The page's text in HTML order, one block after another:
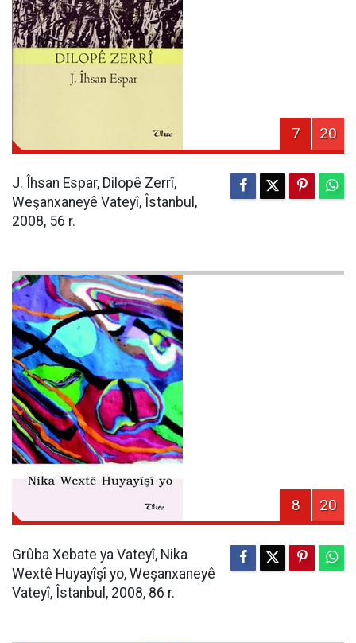
7 20
J. Îhsan Espar, Dilopê Zerrî,
Weşanxaneyê Vateyî, Îstanbul,
2008, 56 r.
8 20
Grûba Xebate ya Vateyî, Nika
Wextê Huyayîşî yo, Weşanxaneyê
Vateyî, Îstanbul, 2008, 86 r.